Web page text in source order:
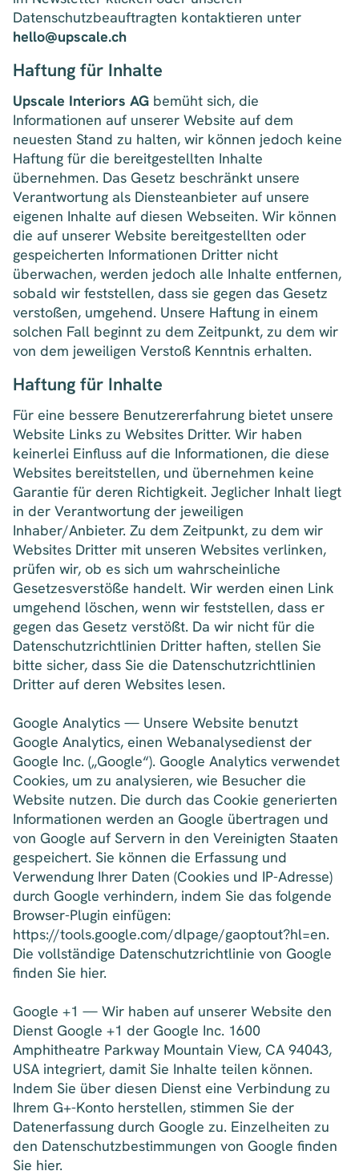
Datenschutzbeauftragten kontaktieren unter
hello@upscale.ch
Haftung für Inhalte
Upscale Interiors AG bemüht sich, die
Informationen auf unserer Website auf dem
neuesten Stand zu halten, wir können jedoch keine
Haftung für die bereitgestellten Inhalte
übernehmen. Das Gesetz beschränkt unsere
Verantwortung als Diensteanbieter auf unsere
eigenen Inhalte auf diesen Webseiten. Wir können
die auf unserer Website bereitgestellten oder
gespeicherten Informationen Dritter nicht
überwachen, werden jedoch alle Inhalte entfernen,
sobald wir feststellen, dass sie gegen das Gesetz
verstoßen, umgehend. Unsere Haftung in einem
solchen Fall beginnt zu dem Zeitpunkt, zu dem wir
von dem jeweiligen Verstoß Kenntnis erhalten.
Haftung für Inhalte
Für eine bessere Benutzererfahrung bietet unsere
Website Links zu Websites Dritter. Wir haben
keinerlei Einfluss auf die Informationen, die diese
Websites bereitstellen, und übernehmen keine
Garantie für deren Richtigkeit. Jeglicher Inhalt liegt
in der Verantwortung der jeweiligen
Inhaber/Anbieter. Zu dem Zeitpunkt, zu dem wir
Websites Dritter mit unseren Websites verlinken,
prüfen wir, ob es sich um wahrscheinliche
Gesetzesverstöße handelt. Wir werden einen Link
umgehend löschen, wenn wir feststellen, dass er
gegen das Gesetz verstößt. Da wir nicht für die
Datenschutzrichtlinien Dritter haften, stellen Sie
bitte sicher, dass Sie die Datenschutzrichtlinien
Dritter auf deren Websites lesen.
Google Analytics — Unsere Website benutzt
Google Analytics, einen Webanalysedienst der
Google Inc. („Google“). Google Analytics verwendet
Cookies, um zu analysieren, wie Besucher die
Website nutzen. Die durch das Cookie generierten
Informationen werden an Google übertragen und
von Google auf Servern in den Vereinigten Staaten
gespeichert. Sie können die Erfassung und
Verwendung Ihrer Daten (Cookies und IP-Adresse)
durch Google verhindern, indem Sie das folgende
Browser-Plugin einfügen:
https://tools.google.com/dlpage/gaoptout?hl=en.
Die vollständige Datenschutzrichtlinie von Google
finden Sie hier.
Google +1 — Wir haben auf unserer Website den
Dienst Google +1 der Google Inc. 1600
Amphitheatre Parkway Mountain View, CA 94043,
USA integriert, damit Sie Inhalte teilen können.
Indem Sie über diesen Dienst eine Verbindung zu
Ihrem G+-Konto herstellen, stimmen Sie der
Datenerfassung durch Google zu. Einzelheiten zu
den Datenschutzbestimmungen von Google finden
Sie hier.